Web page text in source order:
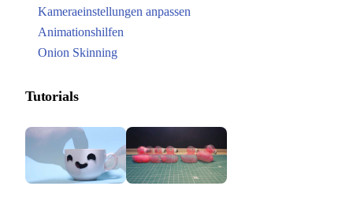
Kameraeinstellungen anpassen
Animationshilfen
Onion Skinning
Tutorials